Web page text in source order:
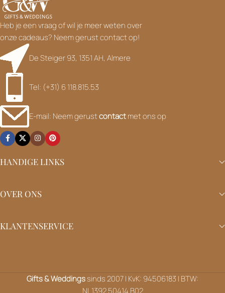
Heb je een vraag of wil je meer weten over
onze cadeaus? Neem gerust contact op!
De Steiger 93, 1351 AH, Almere
Tel: (+31) 6 118.815.53
E-mail: Neem gerustcontactmet ons op
HANDIGE LINKS
OVER ONS
KLANTENSERVICE
Gifts & Weddingssinds 2007 | KvK: 94506183 | BTW:
NL.1392.50414.B02